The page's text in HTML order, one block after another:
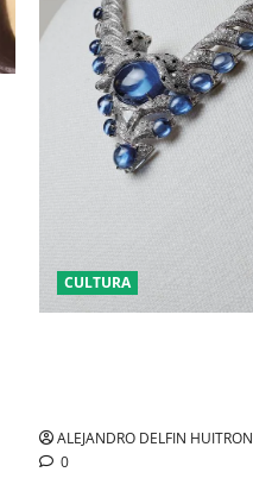
CULTURA
ALEJANDRO DELFIN HUITRON
0